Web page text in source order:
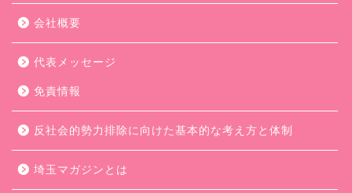
会社概要
代表メッセージ
免責情報
反社会的勢力排除に向けた基本的な考え方と体制
埼玉マガジンとは